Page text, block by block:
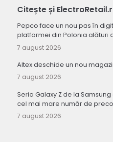
Citește și
Pepco face un nou pas în
platformei din Polonia alături
7 august 2026
Altex deschide un nou
7 august 2026
Seria Galaxy Z de la
cel mai mare număr de
7 august 2026